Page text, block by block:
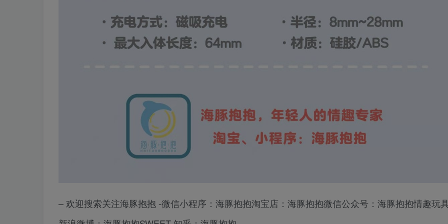
– 欢迎搜索关注海豚抱抱 -微信小程序：海豚抱抱淘宝店：海豚抱抱微信公众号：海豚抱抱情趣玩